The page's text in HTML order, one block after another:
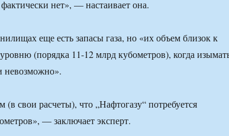
нет», — настаивает она.
еще есть запасы газа, но «их объем близок к
(порядка 11-12 млрд кубометров), когда
невозможно».
свои расчеты), что „Нафтогазу“ потребуется
— заключает эксперт.